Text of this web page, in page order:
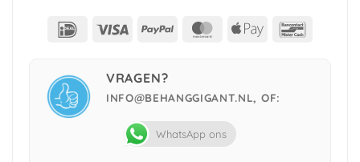
IDeal Visa PayPal MasterCard
Apple
VRAGEN?
INFO@BEHANGGIGANT.NL, OF:
WhatsApp ons